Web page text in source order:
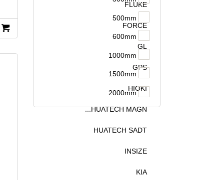
FLUKE
FORCE
GL
GPS
HIOKI
HUATECH MAGN...
HUATECH SADT
INSIZE
KIA
2000mm